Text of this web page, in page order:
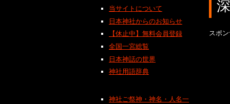
スポ
当サイトについて
日本神社からのお知らせ
【休止中】無料会員登録
全国一宮総覧
日本神話の世界
神社用語辞典
神社ご祭神・神名・人名一